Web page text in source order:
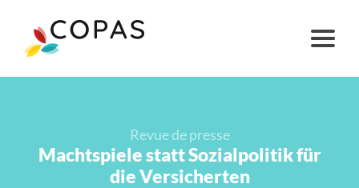
Revue de presse
Machtspiele statt Sozialpolitik für
die Versicherten